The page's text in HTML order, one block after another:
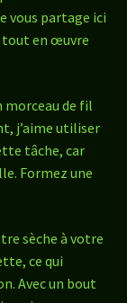
vous partage ici
tout en œuvre
morceau de fil
j’aime utiliser
tâche, car
Formez une
sèche à votre
ce qui
Avec un bout